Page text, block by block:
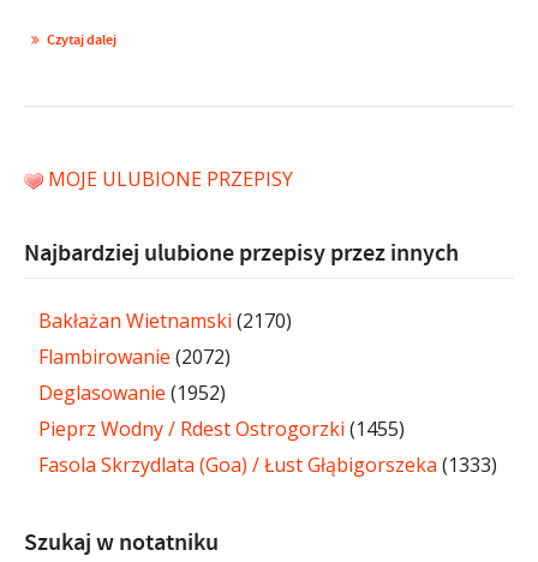
Czytaj dalej
MOJE ULUBIONE PRZEPISY
Najbardziej ulubione przepisy przez innych
Bakłażan Wietnamski (2170)
Flambirowanie (2072)
Deglasowanie (1952)
Pieprz Wodny / Rdest Ostrogorzki (1455)
Fasola Skrzydlata (Goa) / Łust Głąbigorszeka (1333)
Szukaj w notatniku